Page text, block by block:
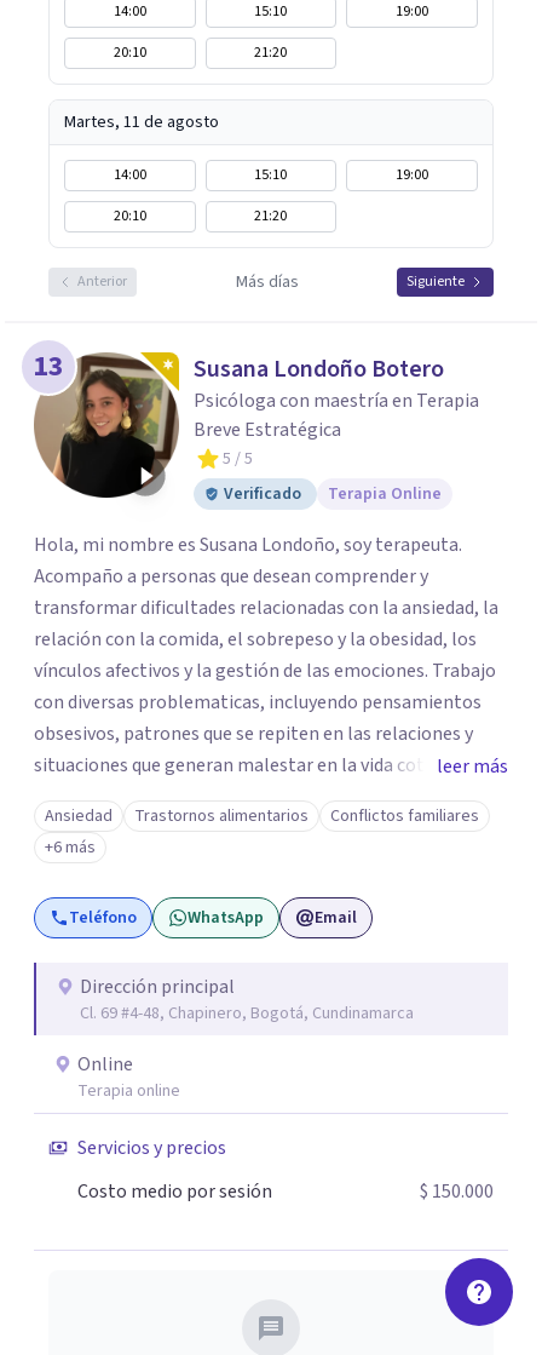
14:00 15:10
19:00
20:10
21:20
Martes, 11 de agosto
14:00 15:10
19:00
20:10
21:20
Anterior Más días Siguiente
13 Susana Londoño Botero
Psicóloga con maestría en Terapia
Breve Estratégica
5 / 5
Verificado
Terapia Online
Hola, mi nombre es Susana Londoño, soy terapeuta.
Acompaño a personas que desean comprender y
transformar dificultades relacionadas con la ansiedad, la
relación con la comida, el sobrepeso y la obesidad, los
vínculos afectivos y la gestión de las emociones. Trabajo
con diversas problematicas, incluyendo pensamientos
obsesivos, patrones que se repiten en las relaciones y
situaciones que generan malestar en la vida cotidiana. Mi
propósito es ofrecer un espacio seguro y humano donde
puedas entender lo que te ocurre y encontrar nuevas
formas de estar mejor.
leer más
Ansiedad Trastornos alimentarios
Conflictos familiares
+6 más
Teléfono WhatsApp Email
Dirección principal
Cl. 69 #4-48, Chapinero, Bogotá, Cundinamarca
Online
Terapia online
Servicios y precios
Costo medio por sesión
$ 150.000